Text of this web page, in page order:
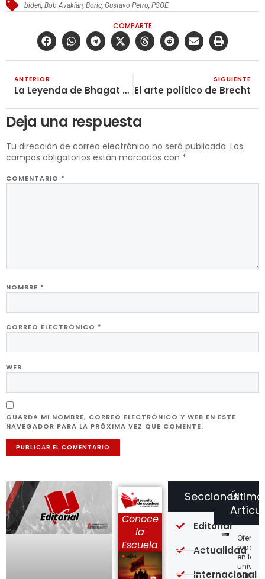
biden,Bob Avakian,Boric,Gustavo Petro,PSOE
COMPARTE
ANTERIOR
La Leyenda de Bhagat Singh
SIGUIENTE
El arte político de Brecht
Deja una respuesta
Tu dirección de correo electrónico no será publicada. Los
campos obligatorios están marcados con *
COMENTARIO *
NOMBRE *
CORREO ELECTRÓNICO *
WEB
GUARDA MI NOMBRE, CORREO ELECTRÓNICO Y WEB EN ESTE
NAVEGADOR PARA LA PRÓXIMA VEZ QUE COMENTE.
Conoce
la
Escuela
en las
Secciones
Editorial
Actualidad
Internacional